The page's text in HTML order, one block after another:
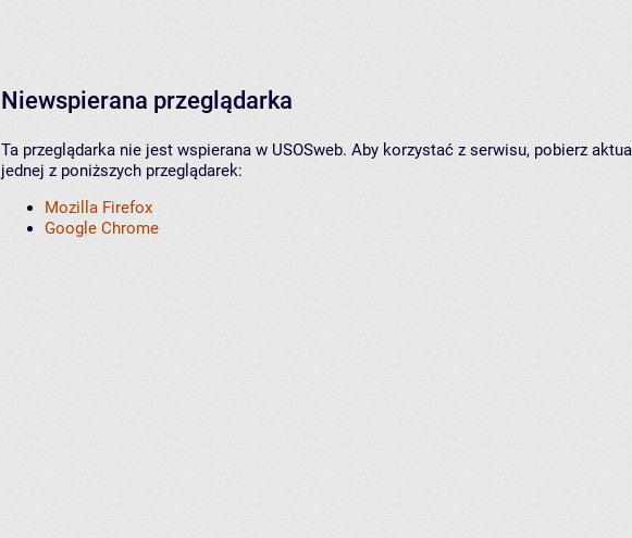
Niewspierana przeglądarka
Ta przeglądarka nie jest wspierana w USOSweb. Aby korzystać z serwisu, pobierz
jednej z poniższych przeglądarek:
Mozilla Firefox
Google Chrome